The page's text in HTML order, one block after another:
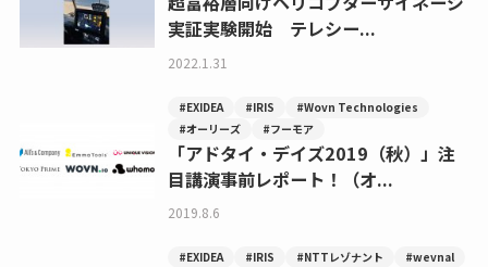
実証実験開始 テレシー...
2022.1.31
#EXIDEA #IRIS
#Wovn Technologies
#オーリーズ
#フーモア
「アドタイ・デイズ2019（秋）」注
目講演事前レポート！（オ...
2019.8.6
#EXIDEA #IRIS #NTTレゾナント
#wevnal